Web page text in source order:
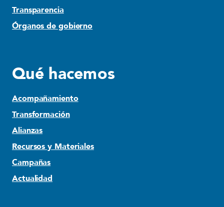
Transparencia
Órganos de gobierno
Qué hacemos
Acompañamiento
Transformación
Alianzas
Recursos y Materiales
Campañas
Actualidad